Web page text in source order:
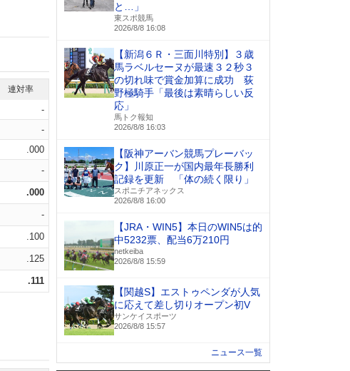
連対率
-
-
.000
-
.000
-
.100
.125
.111
と…」
東スポ競馬
2026/8/8 16:08
【新潟６Ｒ・三面川特別】３歳
馬ラベルセーヌが最速３２秒３
の切れ味で賞金加算に成功 荻
野極騎手「最後は素晴らしい反
応」
馬トク報知
2026/8/8 16:03
【阪神アーバン競馬プレーバッ
ク】川原正一が国内最年長勝利
記録を更新 「体の続く限り」
スポニチアネックス
2026/8/8 16:00
【JRA・WIN5】本日のWIN5は的
中5232票、配当6万210円
netkeiba
2026/8/8 15:59
【関越S】エストゥペンダが人気
に応えて差し切りオープン初V
サンケイスポーツ
2026/8/8 15:57
ニュース一覧